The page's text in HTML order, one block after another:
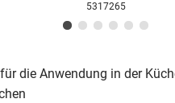
5317265
die Anwendung in der